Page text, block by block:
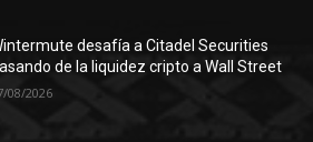
desafía a Citadel Securities
de la liquidez cripto a Wall Street
08/2026